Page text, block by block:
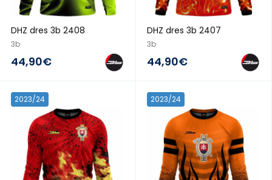
DHZ dres 3b 2408
3b
44,90€
DHZ dres 3b 2407
3b
44,90€
2023/24 2023/24